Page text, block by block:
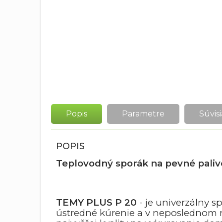
Popis Parametre
POPIS
Teplovodný sporák na pevné
TEMY PLUS P 20 - je univerzálny
ústredné kúrenie a v neposlednom